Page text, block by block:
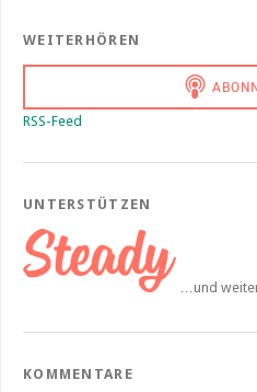
WEITERHÖREN
RSS-Feed
UNTERSTÜTZEN
…und
KOMMENTARE